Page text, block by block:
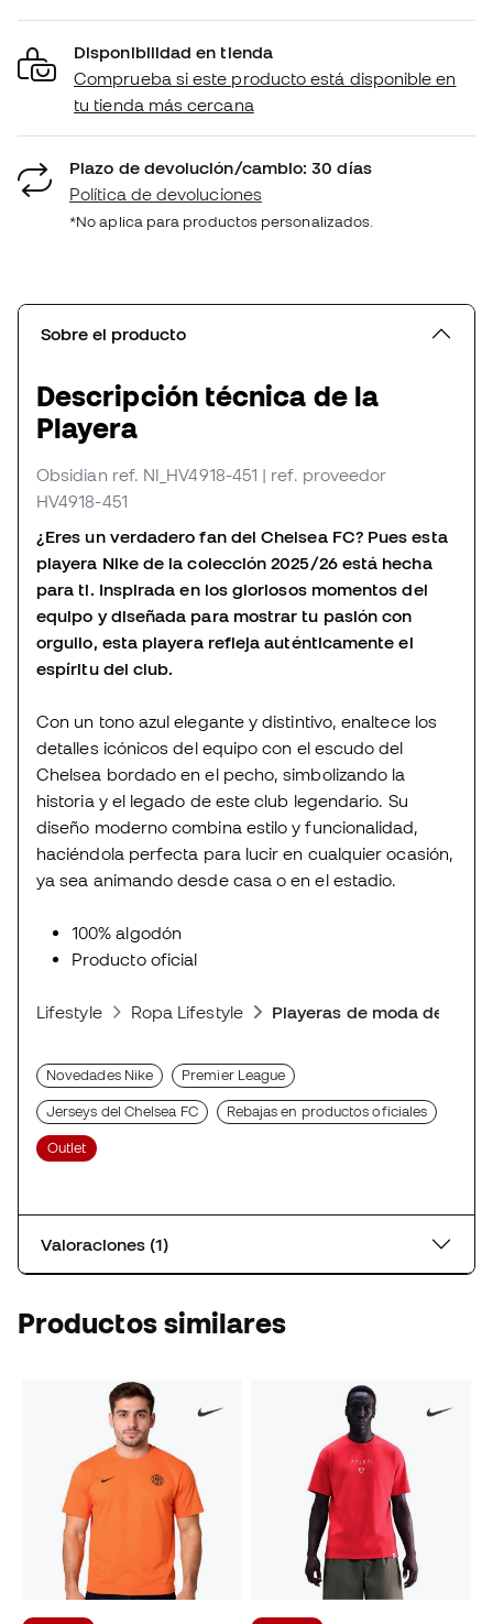
Disponibilidad en tienda
Comprueba si este producto está disponible en
tu tienda más cercana
Plazo de devolución/cambio: 30 días
Política de devoluciones
*No aplica para productos personalizados.
Sobre el producto
Descripción técnica de la
Playera
Obsidian ref. NI_HV4918-451 | ref. proveedor
HV4918-451
¿Eres un verdadero fan del Chelsea FC? Pues esta
playera Nike de la colección 2025/26 está hecha
para ti. Inspirada en los gloriosos momentos del
equipo y diseñada para mostrar tu pasión con
orgullo, esta playera refleja auténticamente el
espíritu del club.
Con un tono azul elegante y distintivo, enaltece los
detalles icónicos del equipo con el escudo del
Chelsea bordado en el pecho, simbolizando la
historia y el legado de este club legendario. Su
diseño moderno combina estilo y funcionalidad,
haciéndola perfecta para lucir en cualquier ocasión,
ya sea animando desde casa o en el estadio.
100% algodón
Producto oficial
Lifestyle Ropa Lifestyle Playeras de moda
Novedades Nike Premier League
Jerseys del Chelsea FC Rebajas en productos oficiales
Outlet
Valoraciones (1)
Productos similares